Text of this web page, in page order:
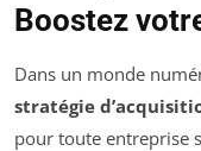
Boostez
Dans un monde
stratégie
pour toute entreprise